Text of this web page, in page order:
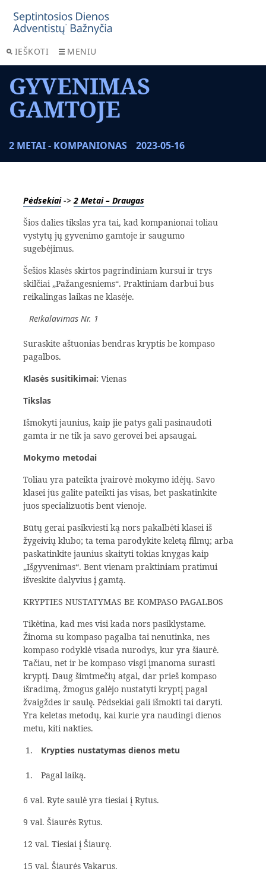
IEŠKOTI MENIU
GYVENIMAS
GAMTOJE
2 METAI - KOMPANIONAS 2023-05-16
Pėdsekiai-> 2 Metai – Draugas
Šios dalies tikslas yra tai, kad kompanionai toliau
vystytų jų gyvenimo gamtoje ir saugumo
sugebėjimus.
Šešios klasės skirtos pagrindiniam kursui ir trys
skilčiai „Pažangesniems“. Praktiniam darbui bus
reikalingas laikas ne klasėje.
Reikalavimas Nr. 1
Suraskite aštuonias bendras kryptis be kompaso
pagalbos.
Klasės susitikimai: Vienas
Tikslas
Išmokyti jaunius, kaip jie patys gali pasinaudoti
gamta ir ne tik ja savo gerovei bei apsaugai.
Mokymo metodai
Toliau yra pateikta įvairovė mokymo idėjų. Savo
klasei jūs galite pateikti jas visas, bet paskatinkite
juos specializuotis bent vienoje.
Būtų gerai pasikviesti ką nors pakalbėti klasei iš
žygeivių klubo; ta tema parodykite keletą filmų; arba
paskatinkite jaunius skaityti tokias knygas kaip
„Išgyvenimas“. Bent vienam praktiniam pratimui
išveskite dalyvius į gamtą.
KRYPTIES NUSTATYMAS BE KOMPASO PAGALBOS
Tikėtina, kad mes visi kada nors pasiklystame.
Žinoma su kompaso pagalba tai nenutinka, nes
kompaso rodyklė visada nurodys, kur yra šiaurė.
Tačiau, net ir be kompaso visgi įmanoma surasti
kryptį. Daug šimtmečių atgal, dar prieš kompaso
išradimą, žmogus galėjo nustatyti kryptį pagal
žvaigždes ir saulę. Pėdsekiai gali išmokti tai daryti.
Yra keletas metodų, kai kurie yra naudingi dienos
metu, kiti nakties.
Krypties nustatymas dienos metu
Pagal laiką.
6 val. Ryte saulė yra tiesiai į Rytus.
9 val. Šiaurės Rytus.
12 val. Tiesiai į Šiaurę.
15 val. Šiaurės Vakarus.